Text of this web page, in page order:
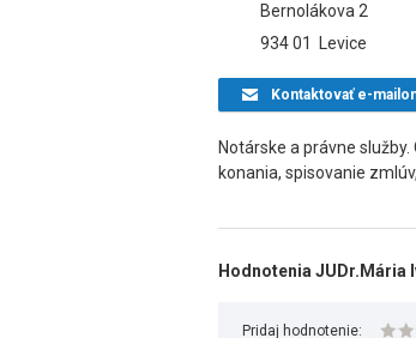
Bernolákova 2
934 01
Levice
Kontaktovaťe-
Notárske a právne
konania, spisovanie
Hodnotenia JUDr.Mária
Pridaj hodnotenie: